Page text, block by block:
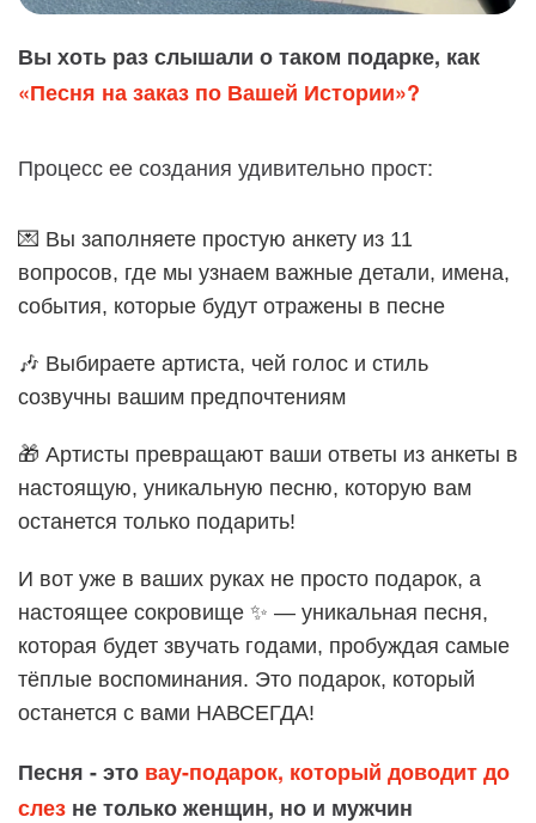
Вы хоть раз слышали о таком подарке, как
«Песня на заказ по Вашей Истории»?
Процесс ее создания удивительно прост:
💌 Вы заполняете простую анкету из 11
вопросов, где мы узнаем важные детали, имена,
события, которые будут отражены в песне
🎶 Выбираете артиста, чей голос и стиль
созвучны вашим предпочтениям
🎁 Артисты превращают ваши ответы из анкеты в
настоящую, уникальную песню, которую вам
останется только подарить!
И вот уже в ваших руках не просто подарок, а
настоящее сокровище ✨ — уникальная песня,
которая будет звучать годами, пробуждая самые
тёплые воспоминания. Это подарок, который
останется с вами НАВСЕГДА!
Песня - это вау-подарок, который доводит до
слез не только женщин, но и мужчин